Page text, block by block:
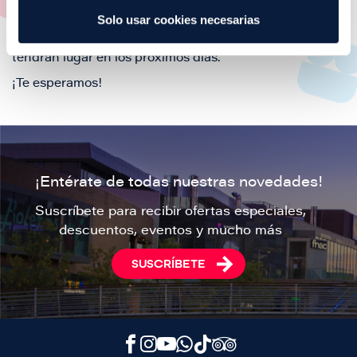
Solo usar cookies necesarias
Si lo que estas buscando son los próximos eventos en
Puerto Venecia, aquí podrás consultar todos los que
tendrán lugar en los próximos días.
¡Te esperamos!
¡Entérate de todas nuestras novedades!
Suscríbete para recibir ofertas especiales,
descuentos, eventos y mucho más
SUSCRÍBETE